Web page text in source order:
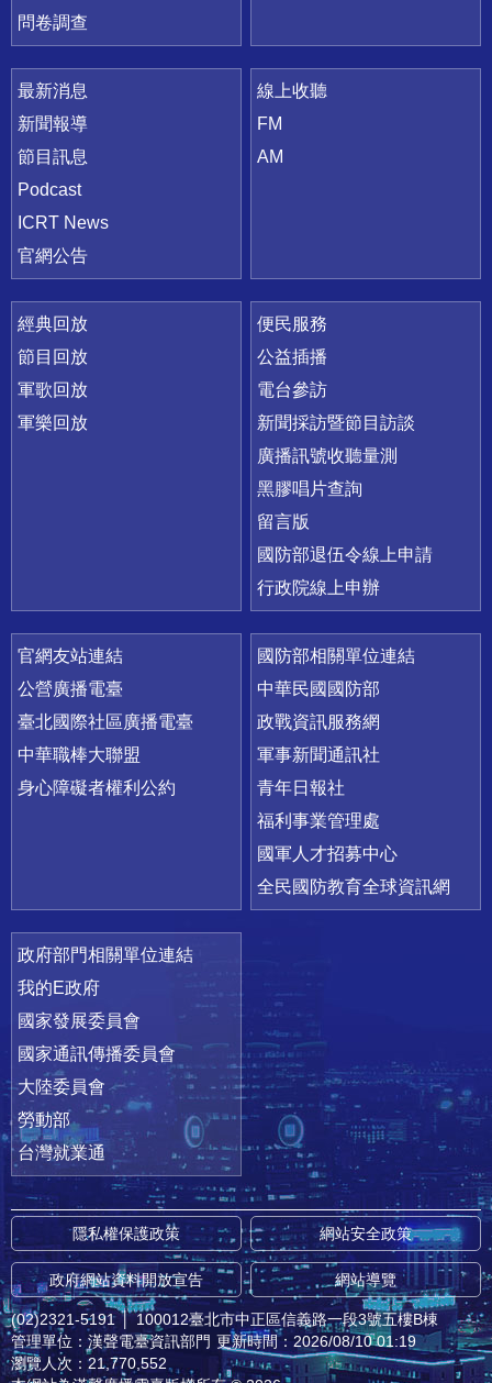
問卷調查
最新消息
新聞報導
節目訊息
Podcast
ICRT News
官網公告
線上收聽
FM
AM
經典回放
節目回放
軍歌回放
軍樂回放
便民服務
公益插播
電台參訪
新聞採訪暨節目訪談
廣播訊號收聽量測
黑膠唱片查詢
留言版
國防部退伍令線上申請
行政院線上申辦
官網友站連結
公營廣播電臺
臺北國際社區廣播電臺
中華職棒大聯盟
身心障礙者權利公約
國防部相關單位連結
中華民國國防部
政戰資訊服務網
軍事新聞通訊社
青年日報社
福利事業管理處
國軍人才招募中心
全民國防教育全球資訊網
政府部門相關單位連結
我的E政府
國家發展委員會
國家通訊傳播委員會
大陸委員會
勞動部
台灣就業通
隱私權保護政策 網站安全政策
政府網站資料開放宣告 網站導覽
(02)2321-5191 │ 100012臺北市中正區信義路一段3號五樓B棟
管理單位：漢聲電臺資訊部門 更新時間：2026/08/10 01:19
瀏覽人次：21,770,552